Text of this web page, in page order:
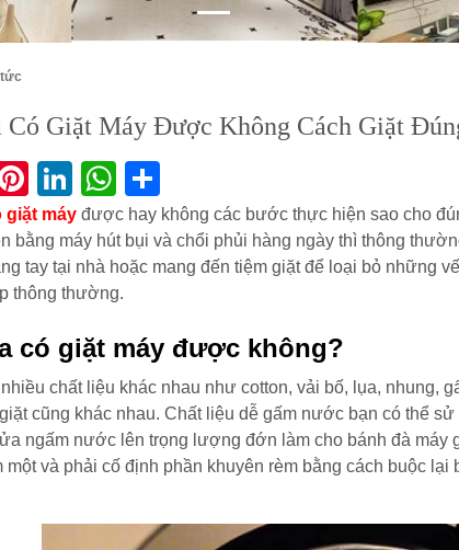
Có Giặt Máy Được Không Cách Giặt
Pinterest
LinkedIn
WhatsApp
giặt máy được hay không các bước thực hiện sao cho
bằng máy hút bụi và chổi phủi hàng ngày thì thông
tay tại nhà hoặc mang đến tiệm giặt để loại bỏ những
thông thường.
có giặt máy được không?
chất liệu khác nhau như cotton, vải bố, lụa, nhung,
cũng khác nhau. Chất liệu dễ gấm nước bạn có thể
ngấm nước lên trọng lượng đớn làm cho bánh đà máy
một và phải cố định phần khuyên rèm bằng cách buộc